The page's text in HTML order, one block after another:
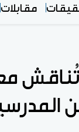
مقابلات
تُناقش